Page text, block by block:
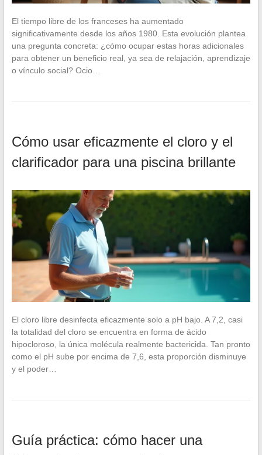
El tiempo libre de los franceses ha aumentado
significativamente desde los años 1980. Esta evolución plantea
una pregunta concreta: ¿cómo ocupar estas horas adicionales
para obtener un beneficio real, ya sea de relajación, aprendizaje
o vínculo social? Ocio…
Cómo usar eficazmente el cloro y el
clarificador para una piscina brillante
El cloro libre desinfecta eficazmente solo a pH bajo. A 7,2, casi
la totalidad del cloro se encuentra en forma de ácido
hipocloroso, la única molécula realmente bactericida. Tan pronto
como el pH sube por encima de 7,6, esta proporción disminuye
y el poder…
Guía práctica: cómo hacer una